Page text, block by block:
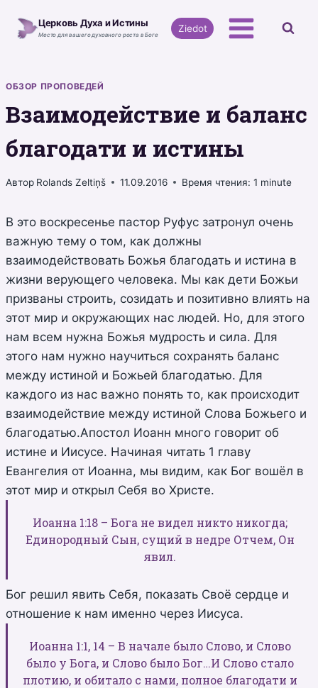
Церковь Духа и Истины
Место для вашего духовного роста в Боге
Ziedot
ОБЗОР ПРОПОВЕДЕЙ
Взаимодействие и баланс
благодати и истины
Автор Rolands Zeltiņš 11.09.2016 Время чтения: 1 minute
В это воскресенье пастор Руфус затронул очень
важную тему о том, как должны
взаимодействовать Божья благодать и истина в
жизни верующего человека. Мы как дети Божьи
призваны строить, созидать и позитивно влиять на
этот мир и окружающих нас людей. Но, для этого
нам всем нужна Божья мудрость и сила. Для
этого нам нужно научиться сохранять баланс
между истиной и Божьей благодатью. Для
каждого из нас важно понять то, как происходит
взаимодействие между истиной Слова Божьего и
благодатью.Апостол Иоанн много говорит об
истине и Иисусе. Начиная читать 1 главу
Евангелия от Иоанна, мы видим, как Бог вошёл в
этот мир и открыл Себя во Христе.
Иоанна 1:18 – Бога не видел никто никогда;
Единородный Сын, сущий в недре Отчем, Он
явил.
Бог решил явить Себя, показать Своё сердце и
отношение к нам именно через Иисуса.
Иоанна 1:1, 14 – В начале было Слово, и Слово
было у Бога, и Слово было Бог…И Слово стало
плотию, и обитало с нами, полное благодати и